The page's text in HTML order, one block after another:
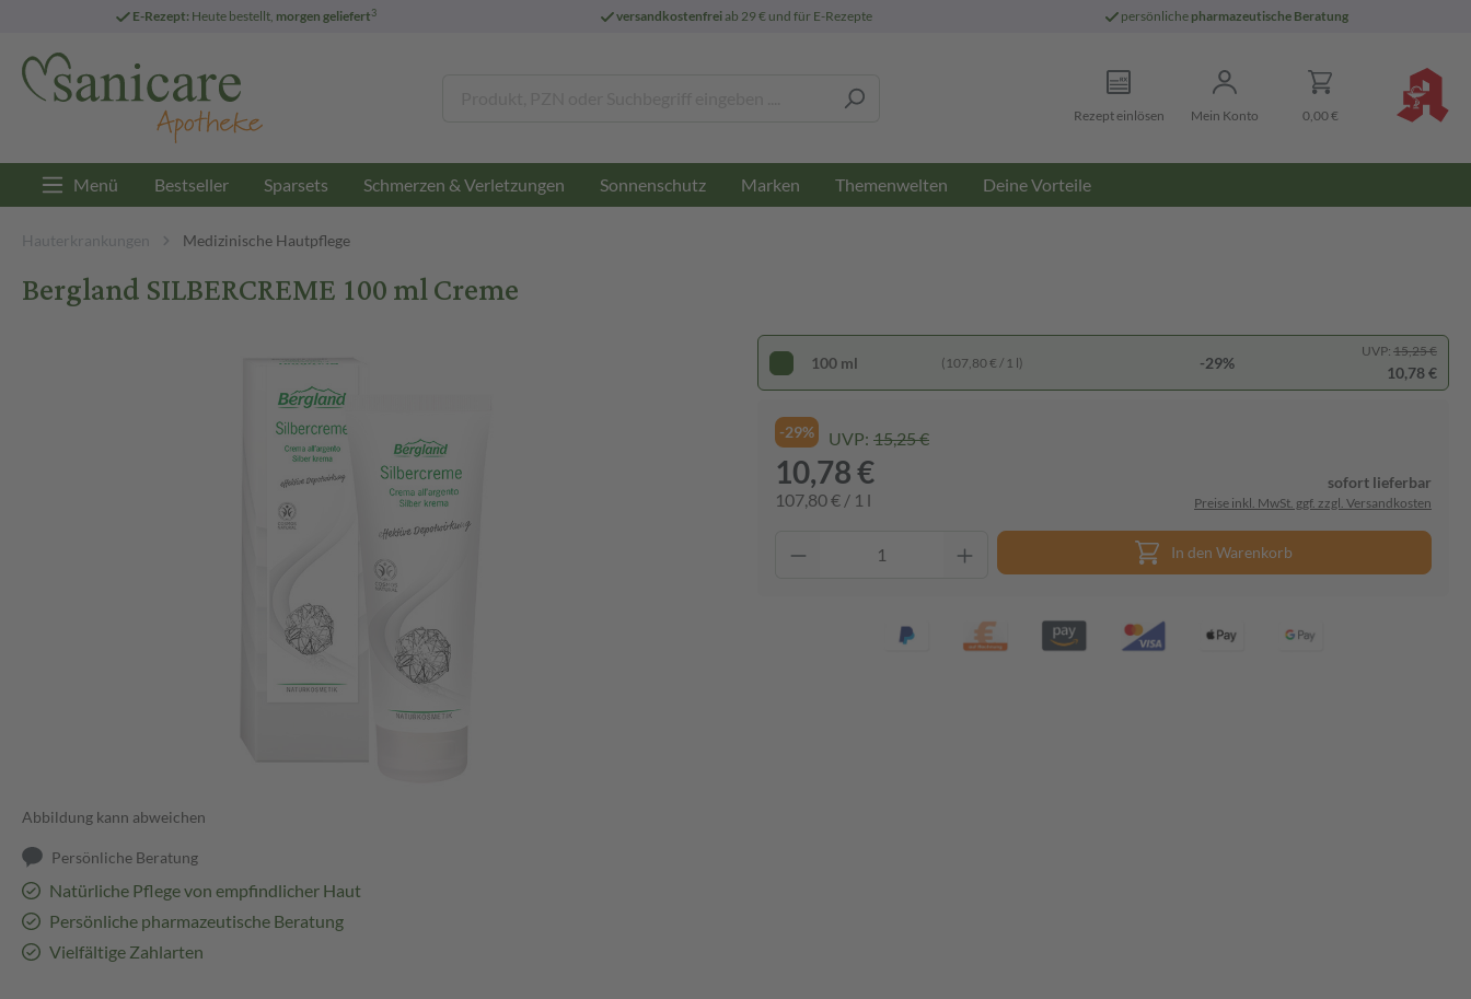
E-Rezept: Heute bestellt, morgen geliefert3 versandkostenfreiab 29 € und für E-Rezepte persönliche pharmazeutische Beratung
Rezept einlösen Mein Konto 0,00 €
Menü Bestseller Sparsets Schmerzen & Verletzungen Sonnenschutz Marken Themenwelten Deine Vorteile
Hauterkrankungen Medizinische Hautpflege
Bergland SILBERCREME 100 ml Creme
Abbildung kann abweichen
Persönliche Beratung
Natürliche Pflege von empfindlicher Haut
Persönliche pharmazeutische Beratung
Vielfältige Zahlarten
100 ml (107,80 € / 1 l) -29%
UVP: 15,25 €
10,78 €
-29% UVP: 15,25 €
10,78 €
107,80 € / 1 l
sofort lieferbar
Preise inkl. MwSt. ggf. zzgl. Versandkosten
In den Warenkorb